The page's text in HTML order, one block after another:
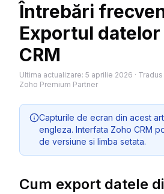
Întrebări
Exportul
CRM
Ultima actualizare: 5 aprilie 2026 ·
Zoho Premium Partner
Capturile de ecran din acest
engleza. Interfata Zoho CRM
de versiune si limba setata.
Cum export datele